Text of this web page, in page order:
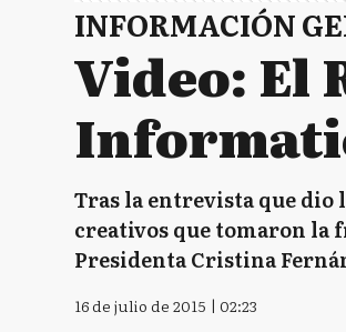
INFORMACIÓN
Video: El
Tras la entrevista que dio
creativos que tomaron la
Presidenta Cristina
16 de julio de 2015 | 02:23